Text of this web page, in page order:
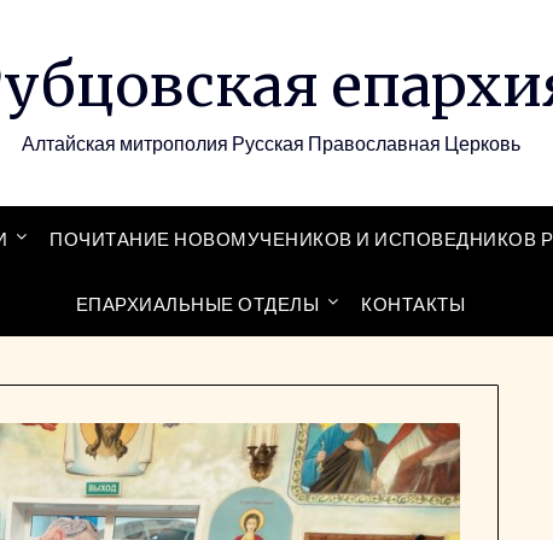
Алтайская митрополия Русская Православная Церковь
ПОЧИТАНИЕ НОВОМУЧЕНИКОВ И ИСПОВЕДНИКОВ
ЕПАРХИАЛЬНЫЕ ОТДЕЛЫ КОНТАКТЫ